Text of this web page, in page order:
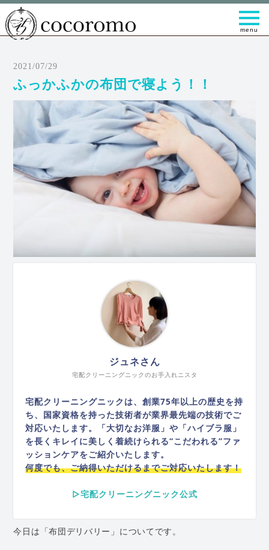
t
o
g
o
2021/07/29
ふっかふかの布団で寝よう！！
ジュネさん
宅配クリーニングニックのお手入れニスタ
宅配クリーニングニックは、創業75年以上の歴史を持
ち、国家資格を持った技術者が業界最先端の技術でご
対応いたします。「大切なお洋服」や「ハイブラ服」
を長くキレイに美しく着続けられる“こだわれる”ファ
ッションケアをご紹介いたします。
何度でも、ご納得いただけるまでご対応いたします！
▷宅配クリーニングニック公式
今日は「布団デリバリー」についてです。